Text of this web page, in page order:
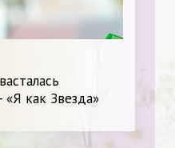
как Звезда»